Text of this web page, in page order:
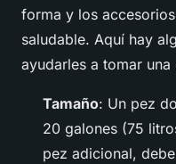
forma y los
saludable. Aquí hay
ayudarles a tomar
Tamaño: Un pez
20 galones (75
pez adicional,